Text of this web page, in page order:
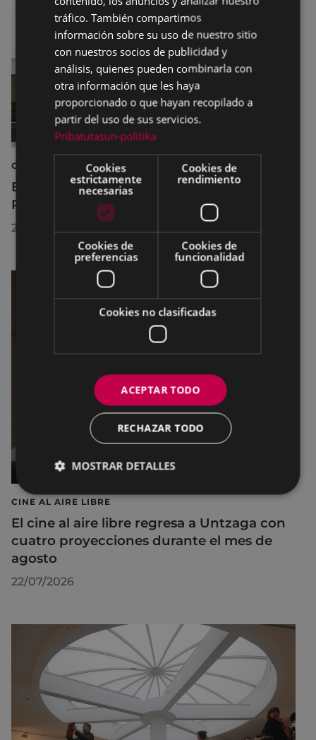
CULTURA
El Museo de la Industria Armera recibe el
Premio Delta Cultura a la Trayectoria 2026
23/07/2026
CINE AL AIRE LIBRE
El cine al aire libre regresa a Untzaga con
cuatro proyecciones durante el mes de
agosto
22/07/2026
SPANISH
tráfico. También compartimos
información sobre su uso de nuestro sitio
con nuestros socios de publicidad y
análisis, quienes pueden combinarla con
otra información que les haya
proporcionado o que hayan recopilado a
partir del uso de sus servicios.
Pribatutasun-politika
Cookies
estrictamente
necesarias
Cookies de
rendimiento
Cookies de
preferencias
Cookies de
funcionalidad
Cookies no clasificadas
ACEPTAR TODO
RECHAZAR TODO
MOSTRAR DETALLES